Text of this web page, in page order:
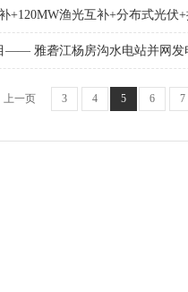
+120MW渔光互补+分布式光伏
—— 雅砻江杨房沟水电站并网发
上一页 3 4 5 6 7